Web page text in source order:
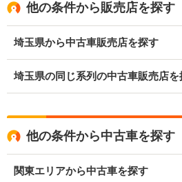
他の条件から販売店を探す
埼玉県から中古車販売店を探す
埼玉県の同じ系列の中古車販売店を
他の条件から中古車を探す
関東エリアから中古車を探す